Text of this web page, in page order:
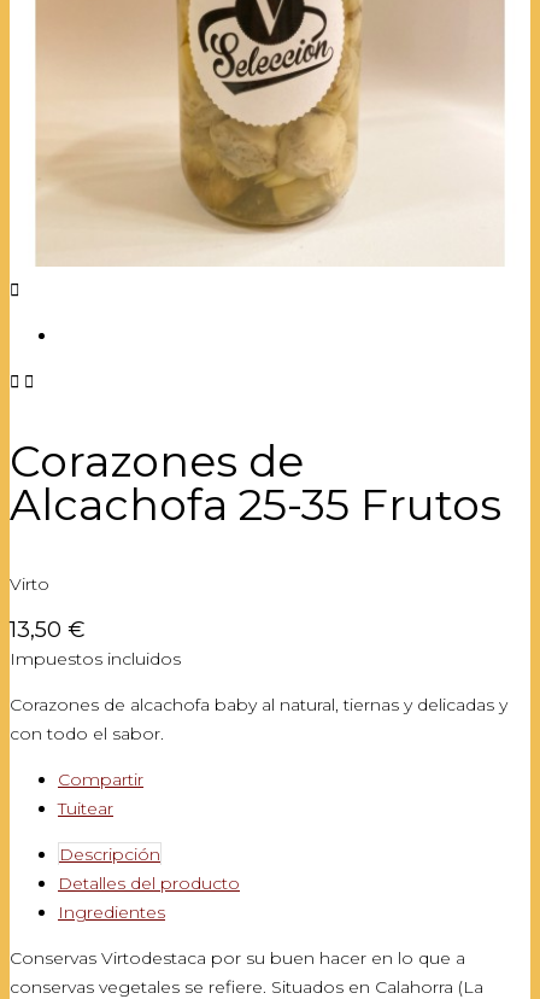

 
Corazones de
Alcachofa 25-35 Frutos
Virto
13,50 €
Impuestos incluidos
Corazones de alcachofa baby al natural, tiernas y delicadas y
con todo el sabor.
Compartir
Tuitear
Descripción
Detalles del producto
Ingredientes
Conservas Virtodestaca por su buen hacer en lo que a
conservas vegetales se refiere. Situados en Calahorra (La